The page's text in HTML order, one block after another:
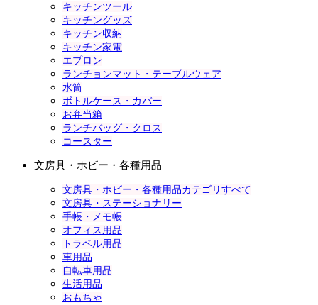
キッチンツール
キッチングッズ
キッチン収納
キッチン家電
エプロン
ランチョンマット・テーブルウェア
水筒
ボトルケース・カバー
お弁当箱
ランチバッグ・クロス
コースター
文房具・ホビー・各種用品
文房具・ホビー・各種用品カテゴリすべて
文房具・ステーショナリー
手帳・メモ帳
オフィス用品
トラベル用品
車用品
自転車用品
生活用品
おもちゃ